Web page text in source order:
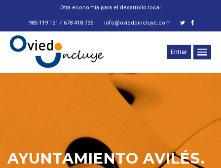
Otra economía para el desarrollo local
985 119 131 / 678 418 736 info@oviedoincluye.com
Entrar
AYUNTAMIENTO AVILÉS.